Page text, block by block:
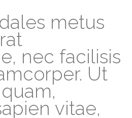
metus
nec facilisis
Ut
vitae,